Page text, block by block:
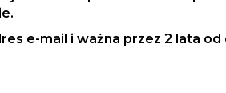
e-mail i ważna przez 2 lata od